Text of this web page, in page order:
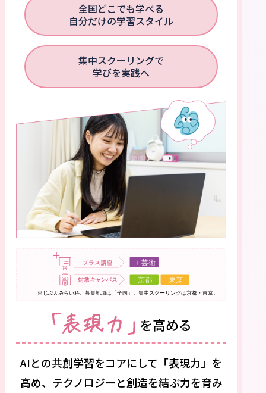
全国どこでも学べる
自分だけの学習スタイル
集中スクーリングで
学びを実践へ
AIとの共創学習をコアにして「表現力」を
高め、 テクノロジーと創造を結ぶ力を育み